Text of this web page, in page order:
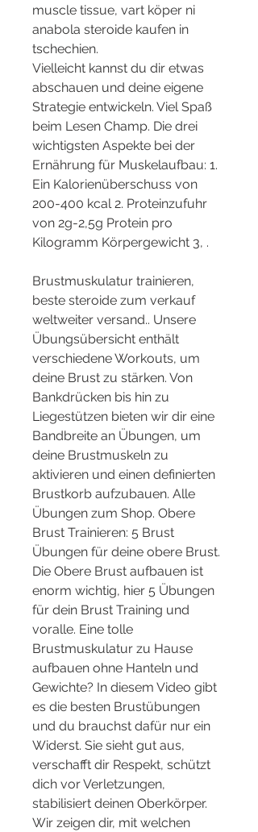
muscle tissue, vart köper ni
anabola steroide kaufen in
tschechien.
Vielleicht kannst du dir etwas
abschauen und deine eigene
Strategie entwickeln. Viel Spaß
beim Lesen Champ. Die drei
wichtigsten Aspekte bei der
Ernährung für Muskelaufbau: 1.
Ein Kalorienüberschuss von
200-400 kcal 2. Proteinzufuhr
von 2g-2,5g Protein pro
Kilogramm Körpergewicht 3, .
Brustmuskulatur trainieren,
beste steroide zum verkauf
weltweiter versand.. Unsere
Übungsübersicht enthält
verschiedene Workouts, um
deine Brust zu stärken. Von
Bankdrücken bis hin zu
Liegestützen bieten wir dir eine
Bandbreite an Übungen, um
deine Brustmuskeln zu
aktivieren und einen definierten
Brustkorb aufzubauen. Alle
Übungen zum Shop. Obere
Brust Trainieren: 5 Brust
Übungen für deine obere Brust.
Die Obere Brust aufbauen ist
enorm wichtig, hier 5 Übungen
für dein Brust Training und
voralle. Eine tolle
Brustmuskulatur zu Hause
aufbauen ohne Hanteln und
Gewichte? In diesem Video gibt
es die besten Brustübungen
und du brauchst dafür nur ein
Widerst. Sie sieht gut aus,
verschafft dir Respekt, schützt
dich vor Verletzungen,
stabilisiert deinen Oberkörper.
Wir zeigen dir, mit welchen